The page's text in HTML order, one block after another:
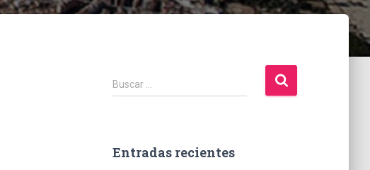
B
u
r
Buscar …
Entradas recientes